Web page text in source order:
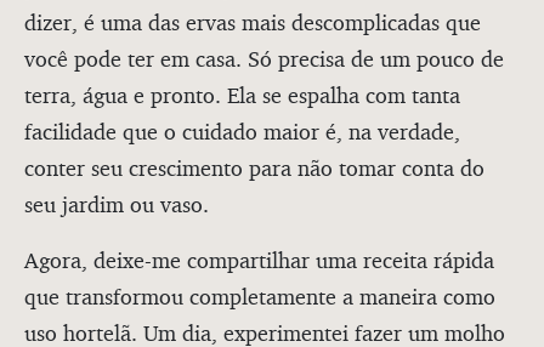
dizer, é uma das ervas mais descomplicadas que
você pode ter em casa. Só precisa de um pouco de
terra, água e pronto. Ela se espalha com tanta
facilidade que o cuidado maior é, na verdade,
conter seu crescimento para não tomar conta do
seu jardim ou vaso.
Agora, deixe-me compartilhar uma receita rápida
que transformou completamente a maneira como
uso hortelã. Um dia, experimentei fazer um molho